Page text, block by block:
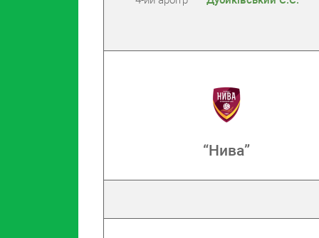
“Нива”